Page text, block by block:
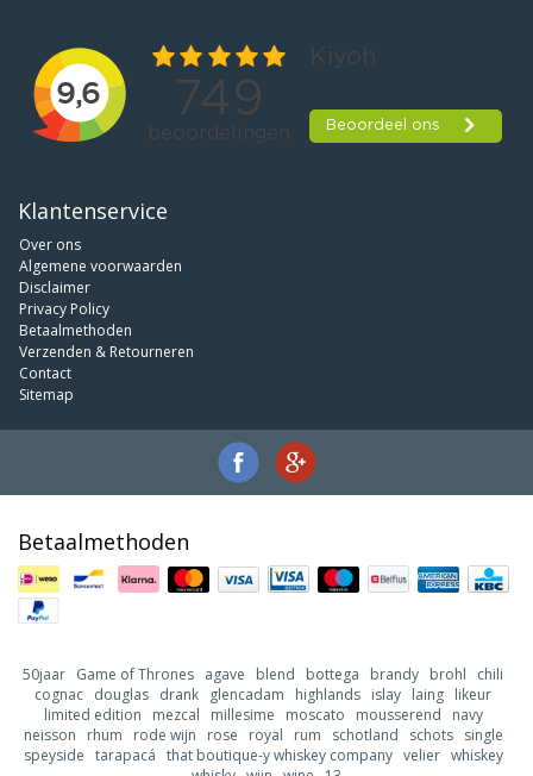
Klantenservice
Over ons
Algemene voorwaarden
Disclaimer
Privacy Policy
Betaalmethoden
Verzenden & Retourneren
Contact
Sitemap
Betaalmethoden
50jaar Game of Thrones agave blend bottega brandy brohl
chili
cognac douglas drank glencadam highlands islay laing likeur
limited edition
mezcal millesime moscato mousserend
navy
neisson
rhum rode wijn rose royal rum schotland schots
single
speyside tarapacá that boutique-y whiskey company velier whiskey